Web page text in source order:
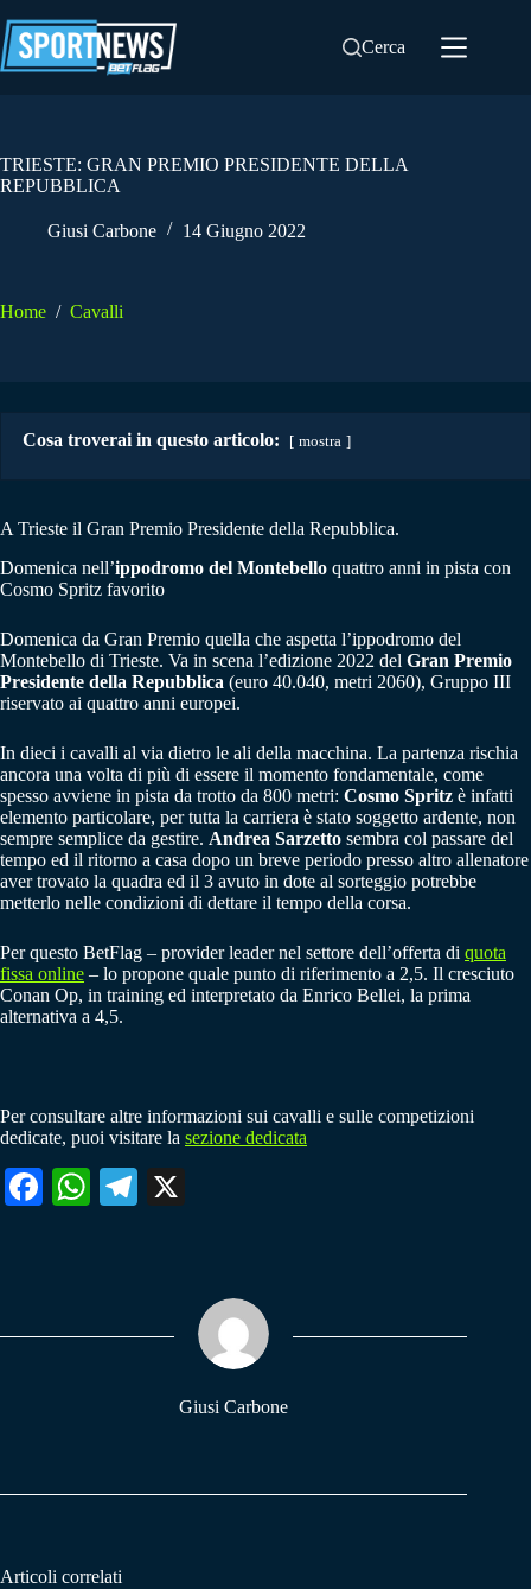
al
contenuto
Cerca
TRIESTE: GRAN PREMIO PRESIDENTE DELLA
REPUBBLICA
Giusi Carbone 14 Giugno 2022
Home / Cavalli
Cosa troverai in questo articolo: mostra
A Trieste il Gran Premio Presidente della Repubblica.
Domenica nell’ippodromo del Montebello quattro anni in pista con
Cosmo Spritz favorito
Domenica da Gran Premio quella che aspetta l’ippodromo del
Montebello di Trieste. Va in scena l’edizione 2022 del Gran Premio
Presidente della Repubblica (euro 40.040, metri 2060), Gruppo III
riservato ai quattro anni europei.
In dieci i cavalli al via dietro le ali della macchina. La partenza rischia
ancora una volta di più di essere il momento fondamentale, come
spesso avviene in pista da trotto da 800 metri: Cosmo Spritz è infatti
elemento particolare, per tutta la carriera è stato soggetto ardente, non
sempre semplice da gestire. Andrea Sarzetto sembra col passare del
tempo ed il ritorno a casa dopo un breve periodo presso altro allenatore
aver trovato la quadra ed il 3 avuto in dote al sorteggio potrebbe
metterlo nelle condizioni di dettare il tempo della corsa.
Per questo BetFlag – provider leader nel settore dell’offerta di quota
fissa online – lo propone quale punto di riferimento a 2,5. Il cresciuto
Conan Op, in training ed interpretato da Enrico Bellei, la prima
alternativa a 4,5.
Per consultare altre informazioni sui cavalli e sulle competizioni
dedicate, puoi visitare la sezione dedicata
Fa W
pp
Te
m
Giusi Carbone
Articoli correlati